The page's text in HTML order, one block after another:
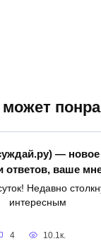
— новое
ответов, ваше
Недавно
интересным
4 10.1к.